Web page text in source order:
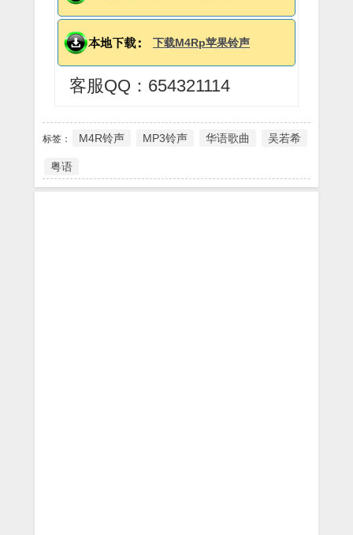
下载M4Rp苹果铃声
客服QQ：654321114
标签： M4R铃声 MP3铃声 华语歌曲 吴若希
粤语